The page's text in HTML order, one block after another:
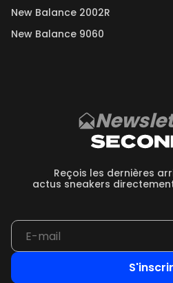
New Balance 2002R
New Balance 9060
Reçois les dernières
actus sneakers